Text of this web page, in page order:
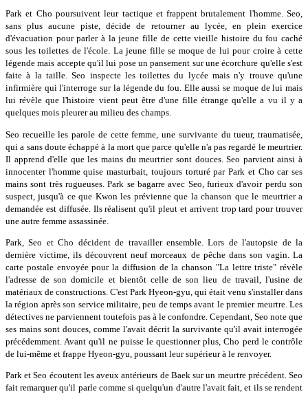
Park et Cho poursuivent leur tactique et frappent brutalement l'homme. Seo,
sans plus aucune piste, décide de retourner au lycée, en plein exercice
d'évacuation pour parler à la jeune fille de cette vieille histoire du fou caché
sous les toilettes de l'école. La jeune fille se moque de lui pour croire à cette
légende mais accepte qu'il lui pose un pansement sur une écorchure qu'elle s'est
faite à la taille. Seo inspecte les toilettes du lycée mais n'y trouve qu'une
infirmière qui l'interroge sur la légende du fou. Elle aussi se moque de lui mais
lui révèle que l'histoire vient peut être d'une fille étrange qu'elle a vu il y a
quelques mois pleurer au milieu des champs.
Seo recueille les parole de cette femme, une survivante du tueur, traumatisée,
qui a sans doute échappé à la mort que parce qu'elle n'a pas regardé le meurtrier.
Il apprend d'elle que les mains du meurtrier sont douces. Seo parvient ainsi à
innocenter l'homme quise masturbait, toujours torturé par Park et Cho car ses
mains sont très rugueuses. Park se bagarre avec Seo, furieux d'avoir perdu son
suspect, jusqu'à ce que Kwon les prévienne que la chanson que le meurtrier a
demandée est diffusée. Ils réalisent qu'il pleut et arrivent trop tard pour trouver
une autre femme assassinée.
Park, Seo et Cho décident de travailler ensemble. Lors de l'autopsie de la
dernière victime, ils découvrent neuf morceaux de pêche dans son vagin. La
carte postale envoyée pour la diffusion de la chanson "La lettre triste" révèle
l'adresse de son domicile et bientôt celle de son lieu de travail, l'usine de
matériaux de constructions. C'est Park Hyeon-gyu, qui était venu s'installer dans
la région après son service militaire, peu de temps avant le premier meurtre. Les
détectives ne parviennent toutefois pas à le confondre. Cependant, Seo note que
ses mains sont douces, comme l'avait décrit la survivante qu'il avait interrogée
précédemment. Avant qu'il ne puisse le questionner plus, Cho perd le contrôle
de lui-même et frappe Hyeon-gyu, poussant leur supérieur à le renvoyer.
Park et Seo écoutent les aveux antérieurs de Baek sur un meurtre précédent. Seo
fait remarquer qu'il parle comme si quelqu'un d'autre l'avait fait, et ils se rendent